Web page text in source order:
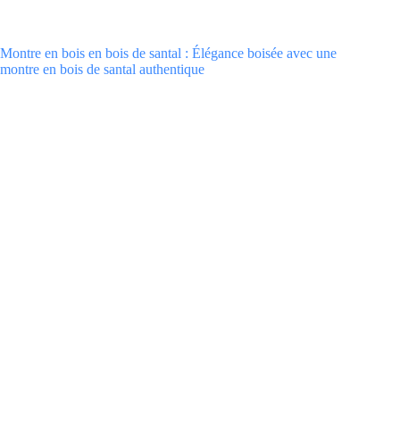
Montre en bois en bois de santal : Élégance boisée avec une
montre en bois de santal authentique